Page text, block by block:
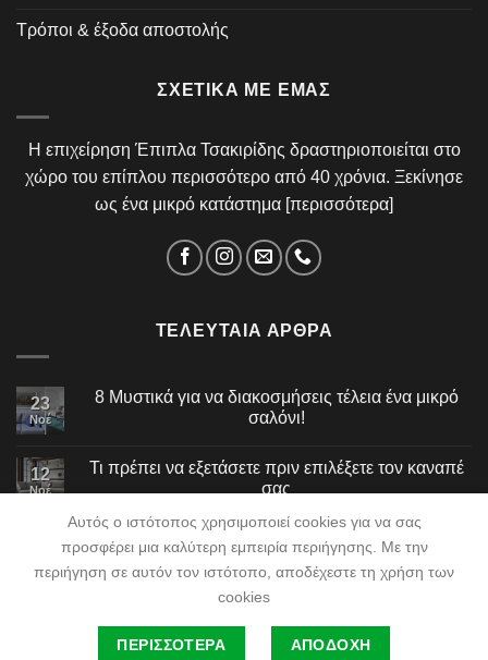
Τρόποι & έξοδα αποστολής
ΣΧΕΤΙΚΆ ΜΕ ΕΜΆΣ
Η επιχείρηση Έπιπλα Τσακιρίδης δραστηριοποιείται στο
χώρο του επίπλου περισσότερο από 40 χρόνια. Ξεκίνησε
ως ένα μικρό κατάστημα [περισσότερα]
ΤΕΛΕΥΤΑΊΑ ΆΡΘΡΑ
23
Νοέ
8 Μυστικά για να διακοσμήσεις τέλεια ένα μικρό
σαλόνι!
12
Νοέ
Τι πρέπει να εξετάσετε πριν επιλέξετε τον καναπέ
σας
NeoSpiti Tsakiridis | Powered byDataSpecialists
Αυτός ο ιστότοπος χρησιμοποιεί cookies για να σας
προσφέρει μια καλύτερη εμπειρία περιήγησης. Με την
περιήγηση σε αυτόν τον ιστότοπο, αποδέχεστε τη χρήση των
cookies
ΠΕΡΙΣΣΟΤΕΡΑ ΑΠΟΔΟΧΗ